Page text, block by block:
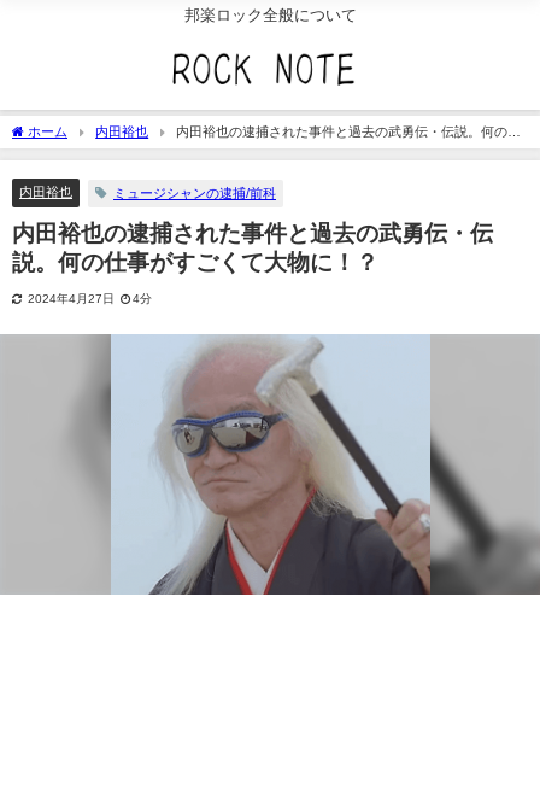
邦楽ロック全般について
ホーム 内田裕也
内田裕也の逮捕された事件と過去の武勇伝・伝説。何の仕
事がすごくて大物に！？
内田裕也 ミュージシャンの逮捕/前科
内田裕也の逮捕された事件と過去の武勇伝・伝
説。何の仕事がすごくて大物に！？
2024年4月27日 4分